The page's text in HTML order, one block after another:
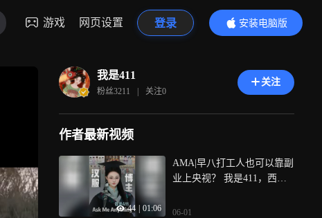
游戏 网页设置 登录
安装电脑版
内容更精彩
我是411
粉丝3211 | 关注0
关注
作者最新视频
44 01:06
AMA|早八打工人也可以靠副
业上央视？ 我是411，西北
白天是早八打工人，晚上就
06-01